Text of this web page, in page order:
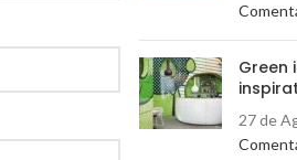
Green
27 de